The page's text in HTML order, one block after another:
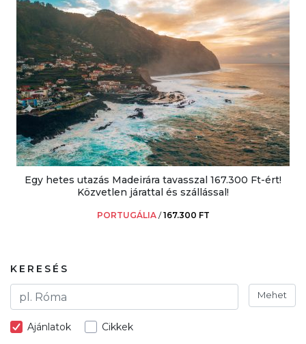
Egy hetes utazás Madeirára tavasszal 167.300 Ft-ért!
Közvetlen járattal és szállással!
PORTUGÁLIA /167.300 FT
KERESÉS
Mehet
Ajánlatok Cikkek